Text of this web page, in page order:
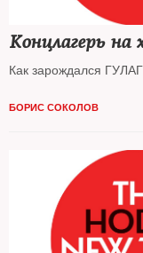
Концлагерь на
Как зарождался ГУЛАГ
БОРИС СОКОЛОВ